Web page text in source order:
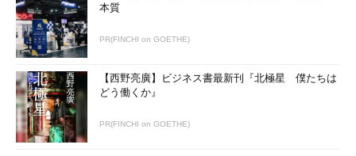
本質
PR(FINCHI on GOETHE)
【西野亮廣】ビジネス書最新刊『北極星 僕たちは
どう働くか』
PR(FINCHI on GOETHE)